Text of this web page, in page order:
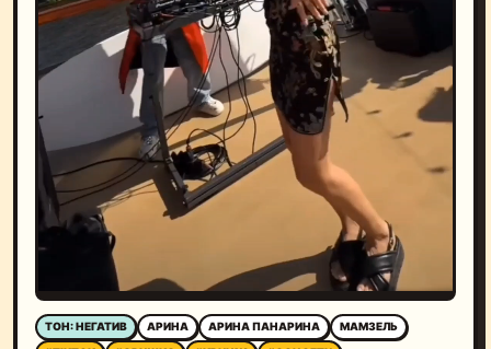
ТОН: НЕГАТИВ АРИНА АРИНА ПАНАРИНА
МАМЗЕЛЬ